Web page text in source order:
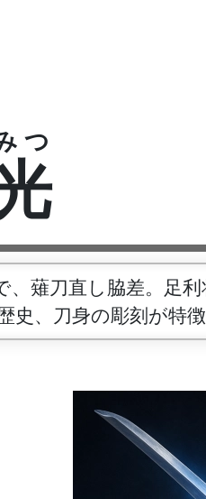
つ
、薙刀直し脇差。足
史、刀身の彫刻が特